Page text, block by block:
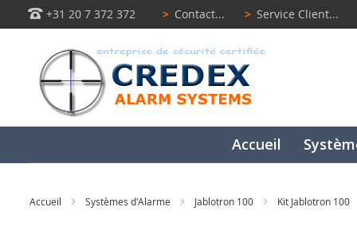
+31 20 7 372 372 > Contact... > Service Client...
Accueil
Accueil Systèmes d'Alarme Jablotron 100 Kit Jablotron 100